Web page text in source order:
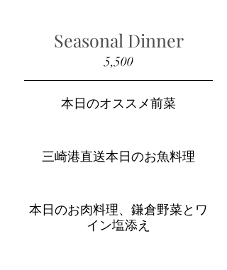
Seasonal Dinner
5,500
本日のオススメ前菜
三崎港直送本日のお魚料理
本日のお肉料理、鎌倉野菜とワ
イン塩添え